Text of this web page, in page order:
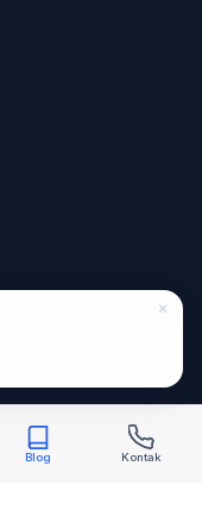
Blog Kontak
✕